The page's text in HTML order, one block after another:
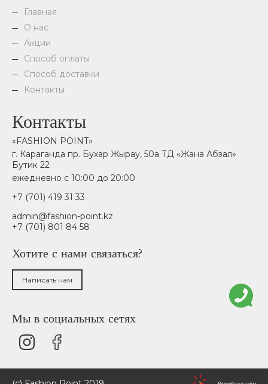
Главная
О нас
Акции
Способ оплаты
Способ доставки
Контакты
Контакты
«FASHION POINT»
г. Караганда пр. Бухар Жырау, 50а ТД «Жана Абзал»
Бутик 22
ежедневно с 10:00 до 20:00
+7 (701) 419 31 33
admin@fashion-point.kz
+7 (701) 801 84 58
Хотите с нами связаться?
Написать нам
Мы в социальных сетях